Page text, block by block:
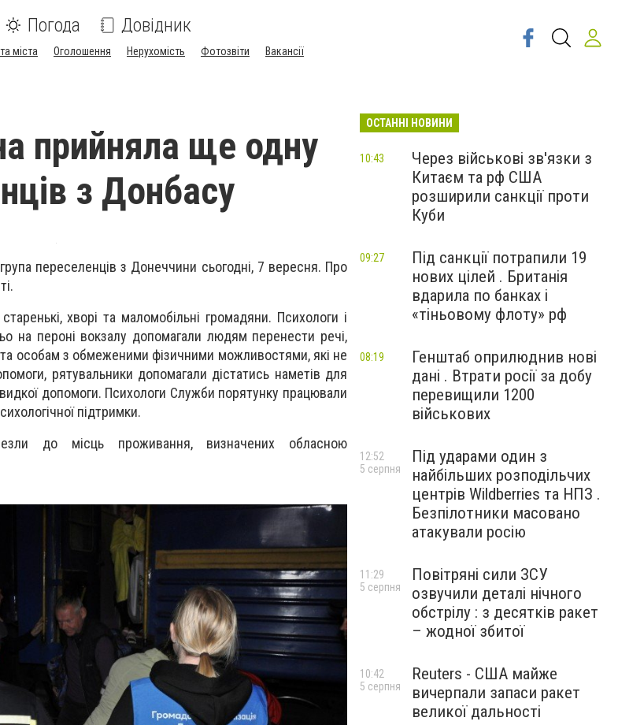
Погода Довідник
міста Оголошення Нерухомість Фотозвіти Вакансії
прийняла ще одну
з Донбасу
переселенців з Донеччини сьогодні, 7 вересня. Про
хворі та маломобільні громадяни. Психологи і
на пероні вокзалу допомагали людям перенести речі,
особам з обмеженими фізичними можливостями, які не
рятувальники допомагали дістатись наметів для
допомоги. Психологи Служби порятунку працювали
підтримки.
до місць проживання, визначених обласною
ОСТАННІ НОВИНИ
Через військові зв'язки з
Китаєм та рф США
розширили санкції проти
Куби
10:43
Під санкції потрапили 19
нових цілей . Британія
вдарила по банках і
«тіньовому флоту» рф
09:27
Генштаб оприлюднив нові
дані . Втрати росії за добу
перевищили 1200
військових
08:19
Під ударами один з
найбільших розподільчих
центрів Wildberries та НПЗ .
Безпілотники масовано
атакували росію
12:52
5 серпня
Повітряні сили ЗСУ
озвучили деталі нічного
обстрілу : з десятків ракет
– жодної збитої
11:29
5 серпня
Reuters - США майже
вичерпали запаси ракет
великої дальності
10:42
5 серпня